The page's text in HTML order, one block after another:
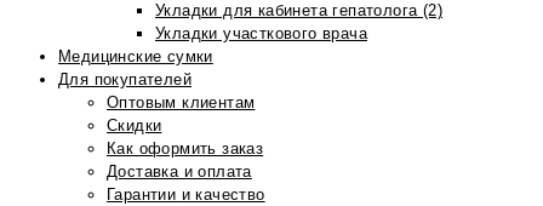
Укладки для кабинета гепатолога (2)
Укладки участкового врача
Медицинские сумки
Для покупателей
Оптовым клиентам
Скидки
Как оформить заказ
Доставка и оплата
Гарантии и качество